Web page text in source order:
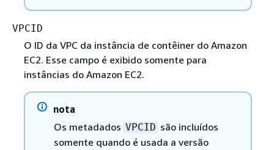
VPCID
O ID da VPC da instância de contêiner do Amazon
EC2. Esse campo é exibido somente para
instâncias do Amazon EC2.
nota
Os metadados VPCID são incluídos
somente quando é usada a versão